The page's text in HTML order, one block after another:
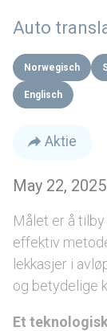
Auto
Norwegisch
Englisch
Aktie
May 22,
Målet er å
effektiv
lekkasjer i
og betydelige
Et